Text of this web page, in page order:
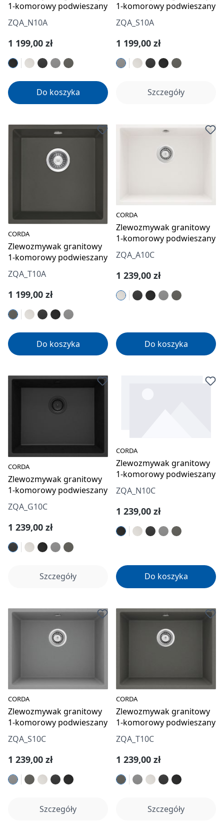
1-komorowy podwieszany
ZQA_N10A
Cena regularna:
1 199,00 zł
Do koszyka
1-komorowy podwieszany
ZQA_S10A
Cena regularna:
1 199,00 zł
Szczegóły
CORDA
Zlewozmywak granitowy
1-komorowy podwieszany
ZQA_T10A
Cena regularna:
1 199,00 zł
Do koszyka
CORDA
Zlewozmywak granitowy
1-komorowy podwieszany
ZQA_A10C
Cena regularna:
1 239,00 zł
Do koszyka
CORDA
Zlewozmywak granitowy
1-komorowy podwieszany
ZQA_G10C
Cena regularna:
1 239,00 zł
Szczegóły
CORDA
Zlewozmywak granitowy
1-komorowy podwieszany
ZQA_N10C
Cena regularna:
1 239,00 zł
Do koszyka
CORDA
Zlewozmywak granitowy
1-komorowy podwieszany
ZQA_S10C
Cena regularna:
1 239,00 zł
Szczegóły
CORDA
Zlewozmywak granitowy
1-komorowy podwieszany
ZQA_T10C
Cena regularna:
1 239,00 zł
Szczegóły